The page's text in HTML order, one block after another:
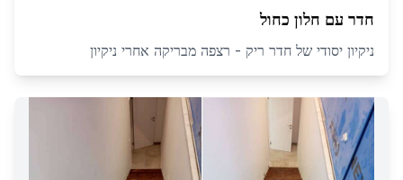
חדר עם חלון כחול
ניקיון יסודי של חדר ריק - רצפה מבריקה אחרי ניקיון